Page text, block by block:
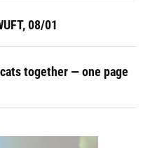
08/01
together — one page